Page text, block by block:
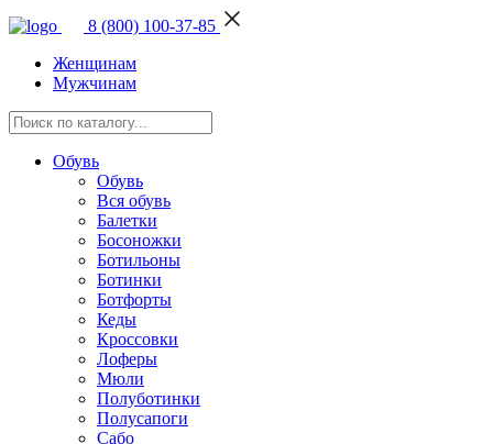
8 (800) 100-37-85
Женщинам
Мужчинам
Обувь
Обувь
Вся обувь
Балетки
Босоножки
Ботильоны
Ботинки
Ботфорты
Кеды
Кроссовки
Лоферы
Мюли
Полуботинки
Полусапоги
Сабо